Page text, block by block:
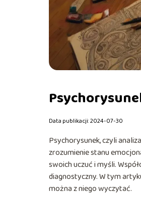
Data publikacji: 2024-07-30
Psychorysunek, czyli
zrozumienie stanu
swoich uczuć i myśli.
diagnostyczny. W tym
można z niego wyczytać.